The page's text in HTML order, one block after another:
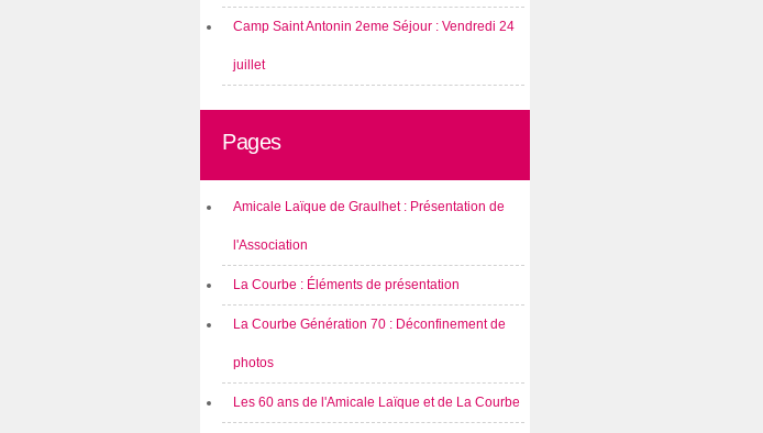
Camp Saint Antonin 2eme Séjour : Vendredi 24
juillet
Pages
Amicale Laïque de Graulhet : Présentation de
l'Association
La Courbe : Éléments de présentation
La Courbe Génération 70 : Déconfinement de
photos
Les 60 ans de l'Amicale Laïque et de La Courbe